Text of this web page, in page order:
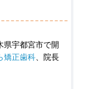
県宇都宮市で開
矯正歯科 、院長